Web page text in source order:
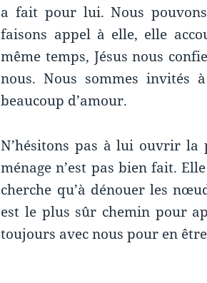
a fait pour lui. Nous
faisons appel à elle, elle
même temps, Jésus nous
nous. Nous sommes invités
beaucoup d’amour.
N’hésitons pas à lui ouvrir
ménage n’est pas bien fait.
cherche qu’à dénouer les
est le plus sûr chemin pour
toujours avec nous pour en